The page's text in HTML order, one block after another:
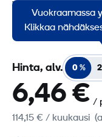
Vaunua voidaan
voidaan säilyttää
Vuokraamassa
Klikkaa
Hinta, alv. 0 %
6,46 € /
114,15 € / kuukausi